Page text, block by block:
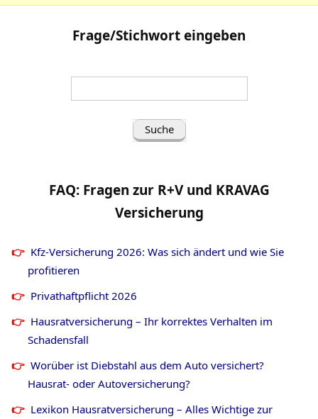
Frage/Stichwort eingeben
(Frage/Stichwort
FAQ: Fragen zur R+V und KRAVAG
Versicherung
Kfz-Versicherung 2026: Was sich ändert und wie Sie
profitieren
Privathaftpflicht 2026
Hausratversicherung – Ihr korrektes Verhalten im
Schadensfall
Worüber ist Diebstahl aus dem Auto versichert?
Hausrat- oder Autoversicherung?
Lexikon Hausratversicherung – Alles Wichtige zur